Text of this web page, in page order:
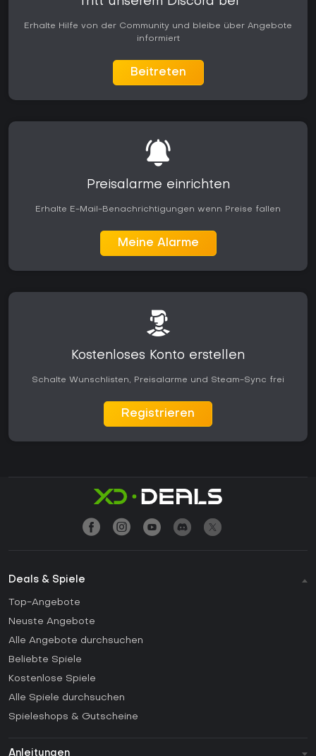
Erhalte Hilfe von der Community und bleibe über Angebote
informiert
Beitreten
Preisalarme einrichten
Erhalte E-Mail-Benachrichtigungen wenn Preise fallen
Meine Alarme
Kostenloses Konto erstellen
Schalte Wunschlisten, Preisalarme und Steam-Sync frei
Registrieren
Deals & Spiele
Top-Angebote
Neuste Angebote
Alle Angebote durchsuchen
Beliebte Spiele
Kostenlose Spiele
Alle Spiele durchsuchen
Spieleshops & Gutscheine
Anleitungen